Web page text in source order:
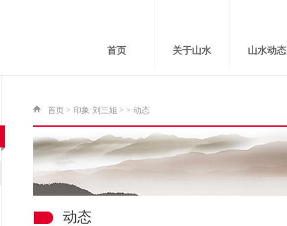
首页 关于山水 山水动态
首页 > 印象·刘三姐 > > 动态
动态